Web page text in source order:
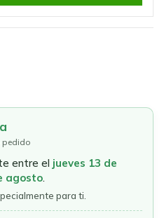
pedido
entre el jueves 13 de
agosto.
para ti.